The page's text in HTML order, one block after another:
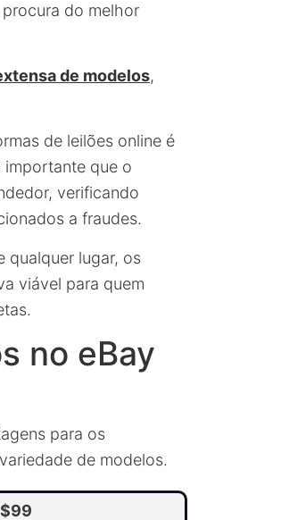
do melhor
de modelos,
de leilões online é
importante que o
verificando
a fraudes.
qualquer lugar, os
viável para quem
no eBay
para os
de modelos.